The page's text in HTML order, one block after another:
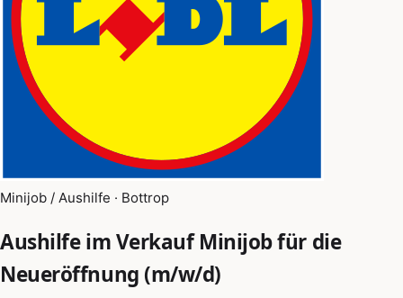
Minijob / Aushilfe · Bottrop
Aushilfe im Verkauf Minijob für die
Neueröffnung (m/w/d)